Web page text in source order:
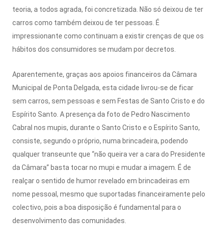
teoria, a todos agrada, foi concretizada. Não só deixou de ter
carros como também deixou de ter pessoas. É
impressionante como continuam a existir crenças de que os
hábitos dos consumidores se mudam por decretos.
Aparentemente, graças aos apoios financeiros da Câmara
Municipal de Ponta Delgada, esta cidade livrou-se de ficar
sem carros, sem pessoas e sem Festas de Santo Cristo e do
Espírito Santo. A presença da foto de Pedro Nascimento
Cabral nos mupis, durante o Santo Cristo e o Espírito Santo,
consiste, segundo o próprio, numa brincadeira, podendo
qualquer transeunte que “não queira ver a cara do Presidente
da Câmara” basta tocar no mupi e mudar a imagem. É de
realçar o sentido de humor revelado em brincadeiras em
nome pessoal, mesmo que suportadas financeiramente pelo
colectivo, pois a boa disposição é fundamental para o
desenvolvimento das comunidades.